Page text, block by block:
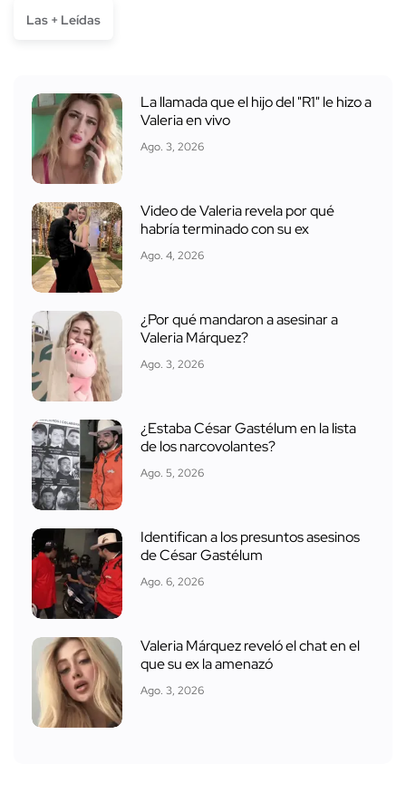
Las + Leídas
La llamada que el hijo del "R1" le hizo a
Valeria en vivo
Ago. 3, 2026
Video de Valeria revela por qué
habría terminado con su ex
Ago. 4, 2026
¿Por qué mandaron a asesinar a
Valeria Márquez?
Ago. 3, 2026
¿Estaba César Gastélum en la lista
de los narcovolantes?
Ago. 5, 2026
Identifican a los presuntos asesinos
de César Gastélum
Ago. 6, 2026
Valeria Márquez reveló el chat en el
que su ex la amenazó
Ago. 3, 2026